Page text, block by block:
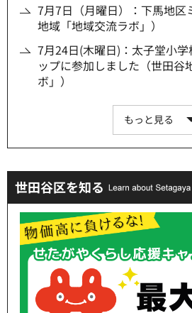
7月7日（月曜日）：下馬地区
地域「地域交流ラボ」）
7月24日(木曜日)：太子堂小
ップに参加しました（世田谷
ボ」）
もっと見る
世田谷区を知る